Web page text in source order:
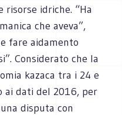
risorse idriche. “Ha
che aveva”,
fare aidamento
Considerato che la
kazaca tra i 24 e
ai dati del 2016, per
disputa con